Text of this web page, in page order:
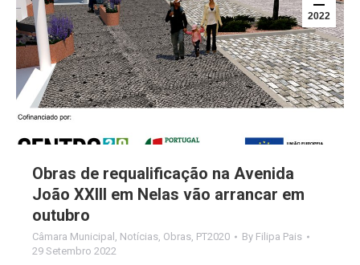
2022
Obras de requalificação na Avenida
João XXIII em Nelas vão arrancar em
outubro
Câmara Municipal Notícias Obras PT2020 By Filipa Pais
29 Setembro 2022